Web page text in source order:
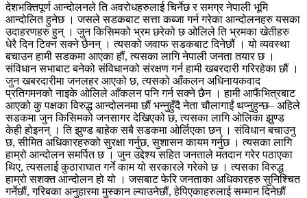
देशभक्तिपूर्ण आन्दोलनले ति अवरोधहरुलाई चिर्नेछ र समग्र नेपाली भूमि
आन्दोलित हुनेछ । जसले सडकबाट सत्ता कब्जा गर्न गरेका आन्दोलनहरु यसका
उदाहरणहरु हुन् । जुन किसिमको भ्रम छरेको छ ओलिले ति भ्रमका खेतीहरु
धेरै दिन टिक्न सक्ने छैनन् । त्यसको जवाफ सडकबाट दिनेछौं । यो व्यवस्था
बचाउन हामी सडकमा आएका हौं, त्यसका लागि नेपाली जनता तयार छ ।
संविधान सभाबाट बनेको संविधानको संरक्षण गर्न हामी खबरदारी गरिरहेका छौं ।
जुन खबरदारीमा जनलहर आएको छ, त्यसको आँकलन अधिनायकवाद
प्रतिगमनको नाइके ओलिले आँकलन पनि गर्न सक्ने छैन । हामी आफैंभित्रबाट
आएको कु पक्षका विरुद्ध आन्दोलनमा छौं भन्नुहुँदै नेता चौलागाईं थप्नुहुन्छ– अहिले
सडकमा जुन किसिमको जनसागर देखिएको छ, त्यसका लागि ओलिका झुण्ड
केही होइनन् । ति झुण्ड बाहेक सबै सडकमा ओर्लिएका छन् । संविधान बचाउनु
छ, सीमित अधिकारहरुको सुरक्षा गर्नुछ, सुशासन कायम गर्नुछ । त्यसका लागि
हाम्रो आन्दोलन समर्पित छ । जुन उद्देश्य सहित जनताले मतदान गरेर पठाएका
थिए, त्यसलाई कुठाराघात गर्ने काम यो सरकारले गरेको छ । त्यसका विरुद्ध
हाम्रो सशक्त आन्दोलन हो यो । जसबाट फेरि जनताका अधिकारहरु सुनिश्चित
गर्नेछौं, गरिबका अनुहारमा मुस्कान ल्याउनेछौं, हेपिएकाहरुलाई सम्मान दिनेछौं